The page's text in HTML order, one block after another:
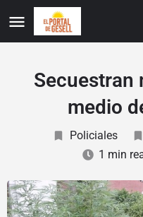
Secuestran
medio
Policiales
1 min